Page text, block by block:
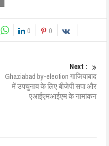
0 0
Next :
Ghaziabad by-election गाजियाबाद
में उपचुनाव के लिए बीजेपी सपा और
एआईएमआईएम के नामांकन